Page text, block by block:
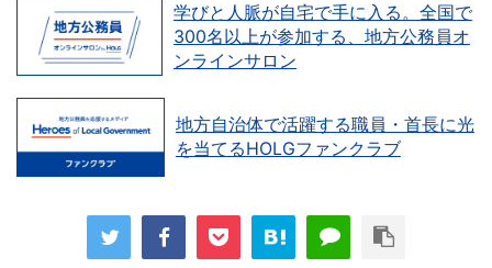
学びと人脈が自宅で手に入る。全国で
300名以上が参加する、地方公務員オ
ンラインサロン
地方自治体で活躍する職員・首長に光
を当てるHOLGファンクラブ